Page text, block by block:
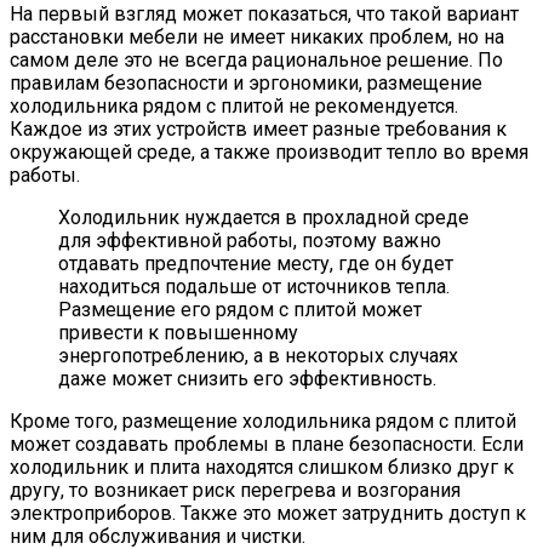
На первый взгляд может показаться, что такой вариант
расстановки мебели не имеет никаких проблем, но на
самом деле это не всегда рациональное решение. По
правилам безопасности и эргономики, размещение
холодильника рядом с плитой не рекомендуется.
Каждое из этих устройств имеет разные требования к
окружающей среде, а также производит тепло во время
работы.
Холодильник нуждается в прохладной среде
для эффективной работы, поэтому важно
отдавать предпочтение месту, где он будет
находиться подальше от источников тепла.
Размещение его рядом с плитой может
привести к повышенному
энергопотреблению, а в некоторых случаях
даже может снизить его эффективность.
Кроме того, размещение холодильника рядом с плитой
может создавать проблемы в плане безопасности. Если
холодильник и плита находятся слишком близко друг к
другу, то возникает риск перегрева и возгорания
электроприборов. Также это может затруднить доступ к
ним для обслуживания и чистки.